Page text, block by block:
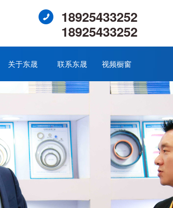
18925433252
18925433252
关于东晟 联系东晟 视频橱窗